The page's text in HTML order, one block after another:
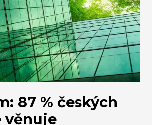
87 % českých
věnuje